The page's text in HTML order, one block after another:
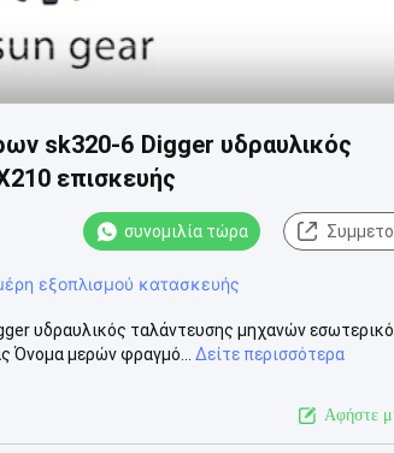
sk320-6 Digger υδραυλικός
επισκευής
συνομιλία τώρα
εξοπλισμού κατασκευής
υδραυλικός ταλάντευσης μηχανών
Όνομα μερών φραγμό...
Δείτε περισσότερα
Αφήστε